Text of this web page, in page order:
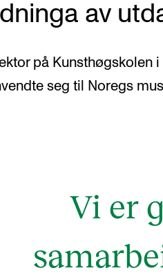
av
på Kunsthøgskolen
seg til Noregs
Vi er